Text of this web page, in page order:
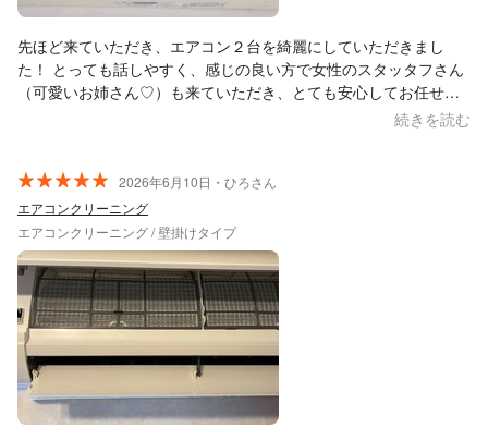
先ほど来ていただき、エアコン２台を綺麗にしていただきまし
た！ とっても話しやすく、感じの良い方で女性のスタッタフさん
（可愛いお姉さん♡）も来ていただき、とても安心してお任せで
きました(⁠◍⁠•⁠ᴗ⁠•⁠◍⁠) エアコンから墨汁のような水が出てビックリし
大変助かりました(⁠ ⁠◜⁠‿⁠◝⁠ ⁠)⁠ これからエアコンは毎年クリーニングし
ていきたいし、他にもお願いしたいので是非またよろしくお願い
します！ 暑い中での作業、本当にありがとうございました
(⁠◡⁠ ⁠ω⁠ ⁠◡⁠)
続きを読む
2026年6月10日・ひろさん
エアコンクリーニング
エアコンクリーニング / 壁掛けタイプ